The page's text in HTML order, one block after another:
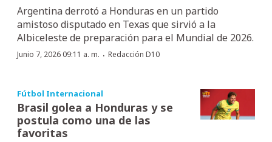
Argentina derrotó a Honduras en un partido
amistoso disputado en Texas que sirvió a la
Albiceleste de preparación para el Mundial de 2026.
Junio 7, 2026 09:11 a. m. · Redacción D10
Fútbol Internacional
Brasil golea a Honduras y se
postula como una de las
favoritas